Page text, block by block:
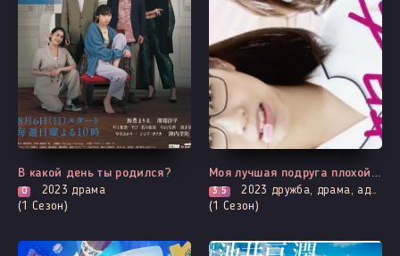
Все серии
В какой день ты родился?
0 2023 драма
(1 Сезон)
Выходит - 8 Серия
Моя лучшая подруга плохой человек
3.5 2023 дружба, драма, адаптация манги, романтика
(1 Сезон)